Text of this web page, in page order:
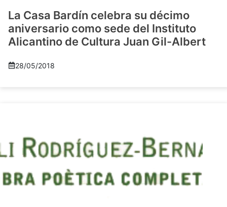
La Casa Bardín celebra su décimo
aniversario como sede del Instituto
Alicantino de Cultura Juan Gil-Albert
28/05/2018